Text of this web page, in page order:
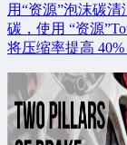
用“资源”泡沫碳
碳，使用 “资源
将压缩率提高 40%